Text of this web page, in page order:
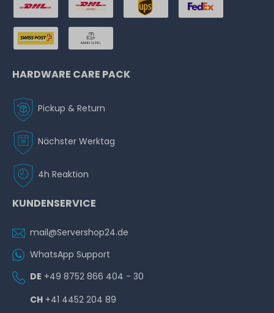
HARDWARE CARE PACK
Pickup & Return
Nächster Werktag
4h Reaktion
KUNDENSERVICE
mail@Servershop24.de
WhatsApp Support
DE +49 8752 866 404 - 30
CH +41 4452 204 89